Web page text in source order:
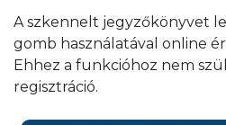
A szkennelt jegyzőkönyvet
gomb használatával online
Ehhez a funkcióhoz nem
regisztráció.